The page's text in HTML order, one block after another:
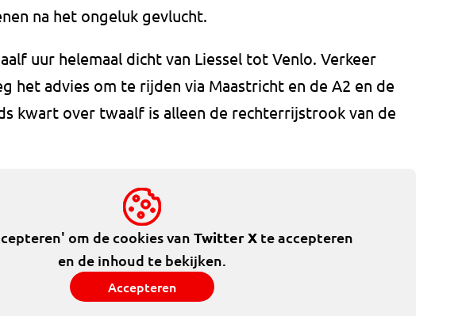
na het ongeluk gevlucht.
uur helemaal dicht van Liessel tot Venlo. Verkeer
het advies om te rijden via Maastricht en de A2 en de
kwart over twaalf is alleen de rechterrijstrook van de
om de cookies van Twitter Xte accepteren
en de inhoud te bekijken.
Accepteren